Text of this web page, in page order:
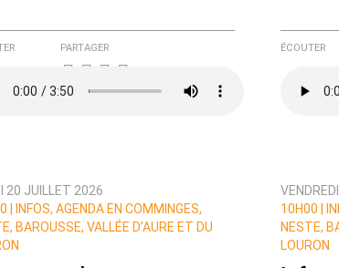
cette discussion par email
PARTAGER ÉCOUTER
20 JUILLET 2026
|
INFOS, AGENDA EN COMMINGES,
BAROUSSE, VALLÉE D’AURE ET DU
10H00 |
NESTE,
LOURON